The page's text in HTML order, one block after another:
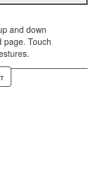
and down
page. Touch